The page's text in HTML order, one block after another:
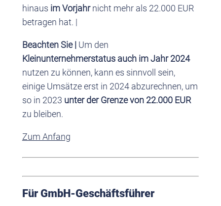
hinaus im Vorjahrnicht mehr als 22.000 EUR
betragen hat. |
Beachten Sie | Um den
Kleinunternehmerstatus auch im Jahr 2024
nutzen zu können, kann es sinnvoll sein,
einige Umsätze erst in 2024 abzurechnen, um
so in 2023 unter der Grenze von 22.000 EUR
zu bleiben.
Zum Anfang
Für GmbH-Geschäftsführer